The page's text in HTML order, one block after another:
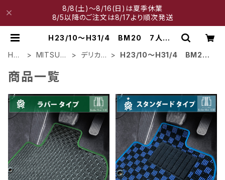
8/8(土)～8/16(日)は夏季休業
8/5以降のご注文は8/17より順次発送
H23/10～H31/4 BM20 7人乗 |
HO
MITSUBI
デリカ
H23/10～H31/4 BM20
商品一覧